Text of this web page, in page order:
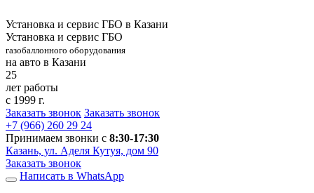
Установка и сервис ГБО в Казани
Установка и сервис ГБО
газобаллонного оборудования
на авто в Казани
25
лет работы
с 1999 г.
Заказать звонок Заказать звонок
+7 (966) 260 29 24
Принимаем звонки с 8:30-17:30
Казань, ул. Аделя Кутуя, дом 90
Заказать звонок
Написать в WhatsApp